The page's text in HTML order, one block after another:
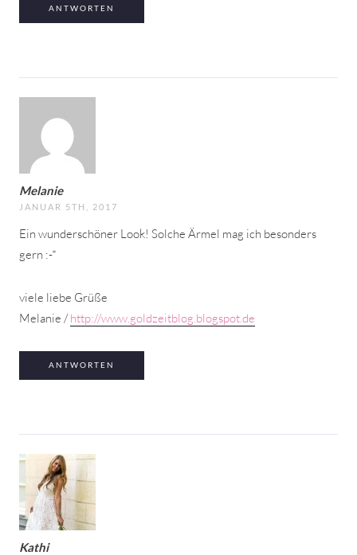
ANTWORTEN
Melanie
JANUAR 5TH, 2017
Ein wunderschöner Look! Solche Ärmel mag ich besonders
gern :-*
viele liebe Grüße
Melanie /http://www.goldzeitblog.blogspot.de
ANTWORTEN
Kathi